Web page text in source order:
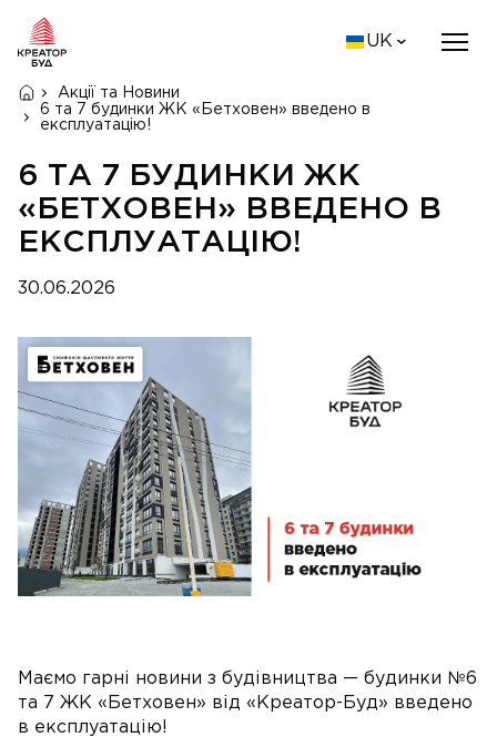
UK
Акції та Новини
6 та 7 будинки ЖК «Бетховен» введено в
експлуатацію!
6 ТА 7 БУДИНКИ ЖК
«БЕТХОВЕН» ВВЕДЕНО В
ЕКСПЛУАТАЦІЮ!
30.06.2026
Маємо гарні новини з будівництва — будинки №6
та 7 ЖК «Бетховен» від «Креатор-Буд» введено
в експлуатацію!